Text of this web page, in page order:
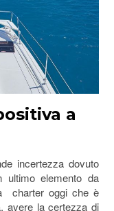
a
incertezza dovuto
ultimo elemento da
charter oggi che è
avere la certezza di